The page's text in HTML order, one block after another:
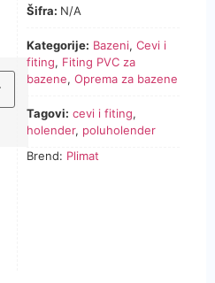
Šifra: N/A
Kategorije: Bazeni, Cevi i
fiting, Fiting PVC za
bazene, Oprema za bazene
Tagovi: cevi i fiting,
holender, poluholender
Brend: Plimat